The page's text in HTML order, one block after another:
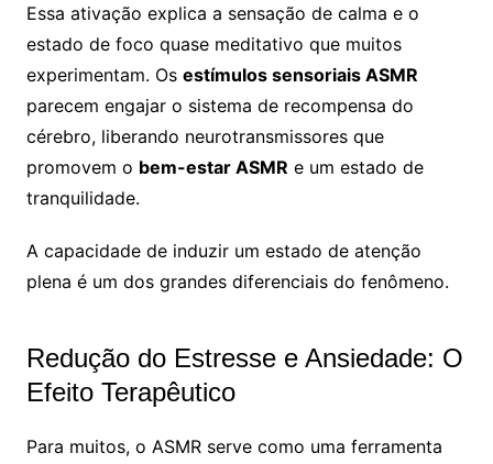
Essa ativação explica a sensação de calma e o
estado de foco quase meditativo que muitos
experimentam. Os estímulos sensoriais ASMR
parecem engajar o sistema de recompensa do
cérebro, liberando neurotransmissores que
promovem o bem-estar ASMR e um estado de
tranquilidade.
A capacidade de induzir um estado de atenção
plena é um dos grandes diferenciais do fenômeno.
Redução do Estresse e Ansiedade: O
Efeito Terapêutico
Para muitos, o ASMR serve como uma ferramenta